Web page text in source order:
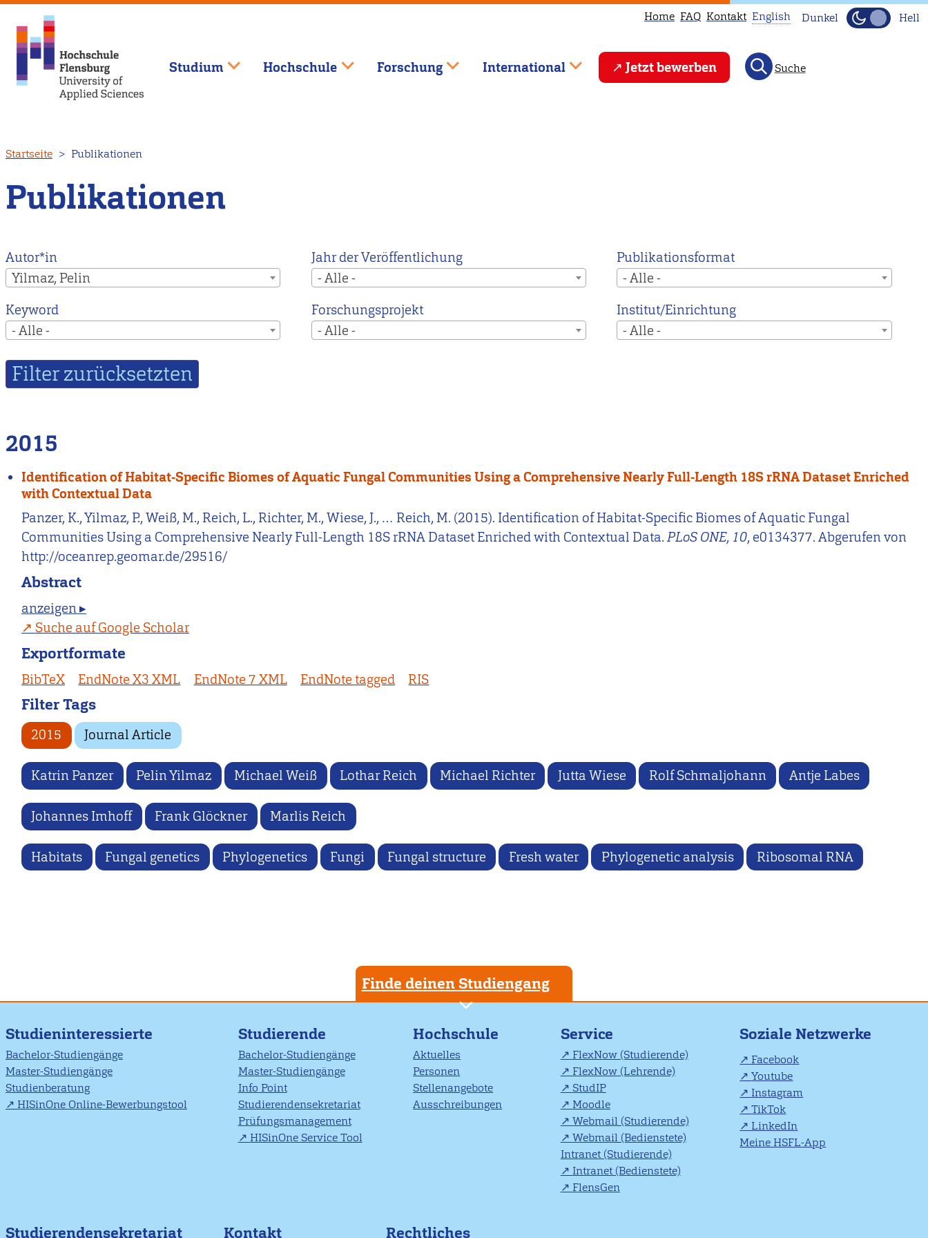
zum
Inhalt
Home FAQ Kontakt
This
page
main
page
English Dunkel Hell
Studium Hochschule Forschung International Jetzt bewerben Suche
Startseite Publikationen
Publikationen
Autor*in
Yilmaz, Pelin
Jahr der Veröffentlichung
- Alle -
Publikationsformat
- Alle -
Keyword
- Alle -
Forschungsprojekt
- Alle -
Institut/Einrichtung
- Alle -
2015
Identification of Habitat-Specific Biomes of Aquatic Fungal Communities Using a Comprehensive Nearly Full-Length 18S rRNA Dataset Enriched
with Contextual Data
Panzer, K., Yilmaz, P., Weiß, M., Reich, L., Richter, M., Wiese, J., … Reich, M. (2015). Identification of Habitat-Specific Biomes of Aquatic Fungal
Communities Using a Comprehensive Nearly Full-Length 18S rRNA Dataset Enriched with Contextual Data.PLoS ONE, 10, e0134377. Abgerufen von
http://oceanrep.geomar.de/29516/
Abstract
anzeigen ▸
Suche auf Google Scholar
Exportformate
BibTeX EndNote X3 XML EndNote 7 XML EndNote tagged RIS
Filter Tags
2015 Journal Article
Katrin Panzer Pelin Yilmaz Michael Weiß Lothar Reich Michael Richter Jutta Wiese Rolf Schmaljohann Antje Labes
Johannes Imhoff Frank Glöckner Marlis Reich
Habitats Fungal genetics Phylogenetics Fungi Fungal structure Fresh water Phylogenetic analysis Ribosomal RNA
Finde deinen Studiengang
Studieninteressierte
Bachelor-Studiengänge
Master-Studiengänge
Studienberatung
HISinOne Online-Bewerbungstool
Studierende
Bachelor-Studiengänge
Master-Studiengänge
Info Point
Studierendensekretariat
Prüfungsmanagement
HISinOne Service Tool
Hochschule
Aktuelles
Personen
Stellenangebote
Ausschreibungen
Service
FlexNow (Studierende)
FlexNow (Lehrende)
StudIP
Moodle
Webmail (Studierende)
Webmail (Bedienstete)
Intranet (Studierende)
Intranet (Bedienstete)
FlensGen
Soziale Netzwerke
Facebook
Youtube
Instagram
TikTok
LinkedIn
Meine HSFL-App
Studierendensekretariat Kontakt Rechtliches